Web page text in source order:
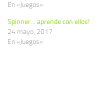
En «Juegos»
Spinner… aprende con ellos!
24 mayo, 2017
En «Juegos»